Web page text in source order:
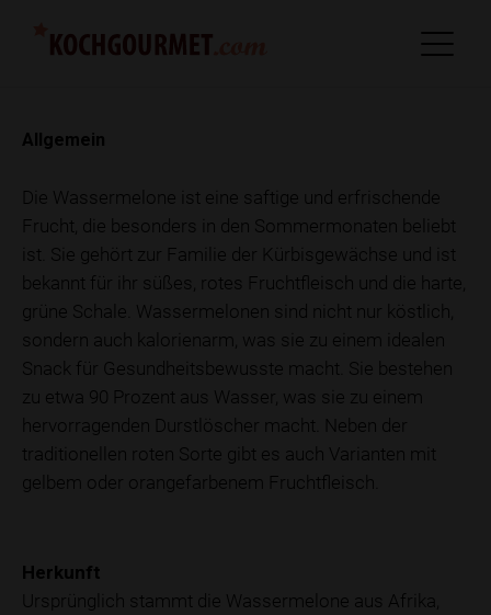
Allgemein
Die Wassermelone ist eine saftige und erfrischende
Frucht, die besonders in den Sommermonaten beliebt
ist. Sie gehört zur Familie der Kürbisgewächse und ist
bekannt für ihr süßes, rotes Fruchtfleisch und die harte,
grüne Schale. Wassermelonen sind nicht nur köstlich,
sondern auch kalorienarm, was sie zu einem idealen
Snack für Gesundheitsbewusste macht. Sie bestehen
zu etwa 90 Prozent aus Wasser, was sie zu einem
hervorragenden Durstlöscher macht. Neben der
traditionellen roten Sorte gibt es auch Varianten mit
gelbem oder orangefarbenem Fruchtfleisch.
Herkunft
Ursprünglich stammt die Wassermelone aus Afrika,